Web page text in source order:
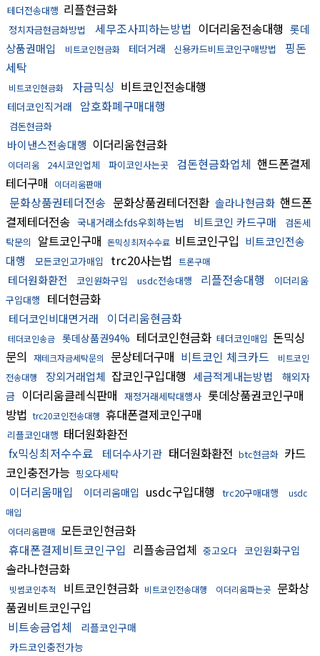
테더전송대행 리플현금화
정치자금현금화방법 세무조사피하는방법 이더리움전송대행 롯데
상품권매입
비트코인현금화 테더거래 신용카드비트코인구매방법
핑돈
세탁
비트코인현금화 자금믹싱 비트코인전송대행
테더코인직거래 암호화폐구매대행
검돈현금화
바이낸스전송대행 이더리움현금화
이더리움 24시코인업체 파이코인사는곳 검돈현금화업체 핸드폰결제
테더구매
이더리움판매
문화상품권테더전송 문화상품권테더전환 솔라나현금화 핸드폰
결제테더전송 국내거래소fds우회하는법 비트코인 카드구매
검돈세
탁문의
알트코인구매 돈믹싱최저수수료 비트코인구입 비트코인전송
대행
모든코인고가매입 trc20사는법 트론구매
테더원화환전 코인원화구입 usdc전송대행 리플전송대행
이더리움
구입대행
테더현금화
테더코인비대면거래 이더리움현금화
테더코인송금 롯데상품권94% 테더코인현금화 테더코인매입 돈믹싱
문의
재테크자금세탁문의 문상테더구매 비트코인 체크카드
비트코인
전송대행
장외거래업체 잡코인구입대행 세금적게내는방법
해외자
금 이더리움클레식판매 재정거래세탁대행사 롯데상품권코인구매
방법 trc20코인전송대행 휴대폰결제코인구매
리플코인대행 태더원화환전
fx믹싱최저수수료
테더수사기관 태더원화환전 btc현금화 카드
코인충전가능 핑오다세탁
이더리움매입 이더리움매입 usdc구입대행 trc20구매대행
usdc
매입
이더리움판매 모든코인현금화
휴대폰결제비트코인구입 리플송금업체 중고오다 코인원화구입
솔라나현금화
빗썸코인추적 비트코인현금화 비트코인전송대행 이더리움파는곳 문화상
품권비트코인구입
비트송금업체
리플코인구매
카드코인충전가능